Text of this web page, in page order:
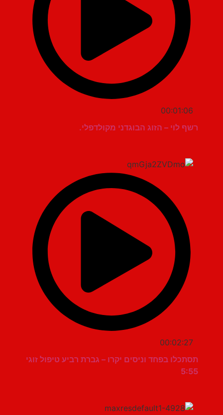
00:01:06
רשף לוי – הזוג הבוגדני מקולדפלי.
00:02:27
תסתכלו בפחד וניסים יקרו – גברת רביע טיפול זוגי